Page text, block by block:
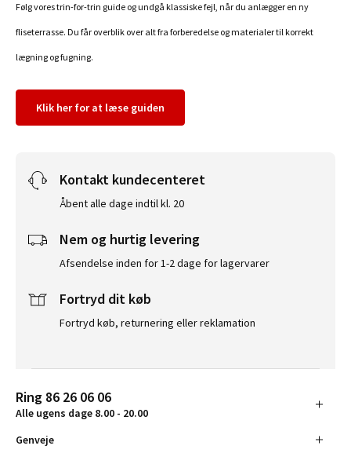
Følg vores trin-for-trin guide og undgå klassiske fejl, når du anlægger en ny
fliseterrasse. Du får overblik over alt fra forberedelse og materialer til korrekt
lægning og fugning.
Klik her for at læse guiden
Kontakt kundecenteret
Åbent alle dage indtil kl. 20
Nem og hurtig levering
Afsendelse inden for 1-2 dage for lagervarer
Fortryd dit køb
Fortryd køb, returnering eller reklamation
Ring 86 26 06 06
Alle ugens dage 8.00 - 20.00
Genveje